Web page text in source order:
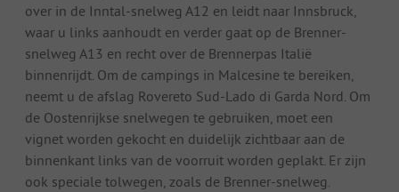
over in de Inntal-snelweg A12 en leidt naar Innsbruck,
waar u links aanhoudt en verder gaat op de Brenner-
snelweg A13 en recht over de Brennerpas Italië
binnenrijdt. Om de campings in Malcesine te bereiken,
neemt u de afslag Rovereto Sud-Lado di Garda Nord. Om
de Oostenrijkse snelwegen te gebruiken, moet een
vignet worden gekocht en duidelijk zichtbaar aan de
binnenkant links van de voorruit worden geplakt. Er zijn
ook speciale tolwegen, zoals de Brenner-snelweg.